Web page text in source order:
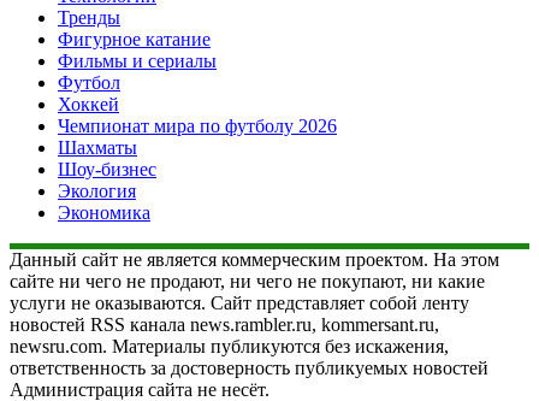
Тренды
Фигурное катание
Фильмы и сериалы
Футбол
Хоккей
Чемпионат мира по футболу 2026
Шахматы
Шоу-бизнес
Экология
Экономика
Данный сайт не является коммерческим проектом. На этом
сайте ни чего не продают, ни чего не покупают, ни какие
услуги не оказываются. Сайт представляет собой ленту
новостей RSS канала news.rambler.ru, kommersant.ru,
newsru.com. Материалы публикуются без искажения,
ответственность за достоверность публикуемых новостей
Администрация сайта не несёт.